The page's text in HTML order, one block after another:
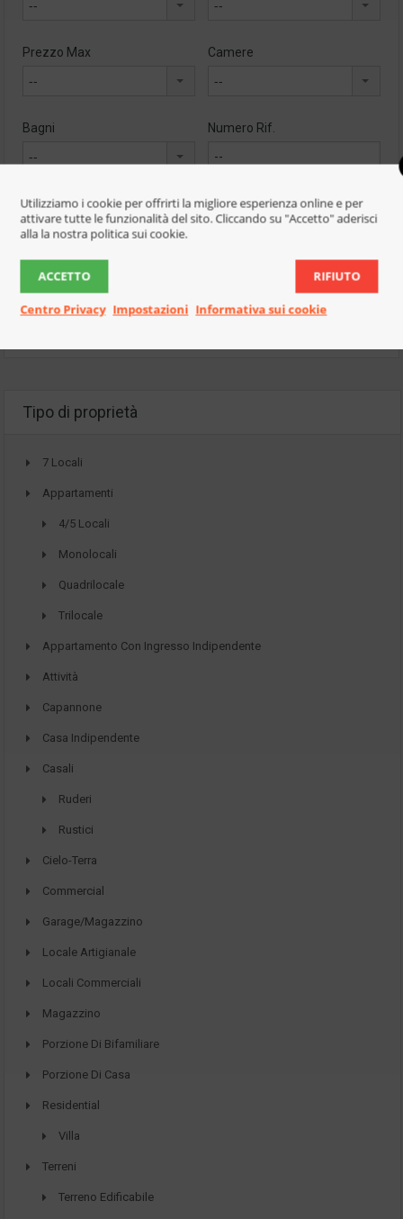
-- --
Prezzo Max
--
Camere
--
Bagni
--
Numero Rif.
Dimensione Min(Mq) Dimensione Max(Mq)
Tipo di proprietà
7 Locali
Appartamenti
4/5 Locali
Monolocali
Quadrilocale
Trilocale
Appartamento Con Ingresso Indipendente
Attività
Capannone
Casa Indipendente
Casali
Ruderi
Rustici
Cielo-Terra
Commercial
Garage/Magazzino
Locale Artigianale
Locali Commerciali
Magazzino
Porzione Di Bifamiliare
Porzione Di Casa
Residential
Villa
Terreni
Terreno Edificabile
Utilizziamo i cookie per offrirti la migliore esperienza online e per
attivare tutte le funzionalità del sito. Cliccando su "Accetto" aderisci
alla la nostra politica sui cookie.
ACCETTO RIFIUTO
Centro Privacy Impostazioni Informativa sui cookie